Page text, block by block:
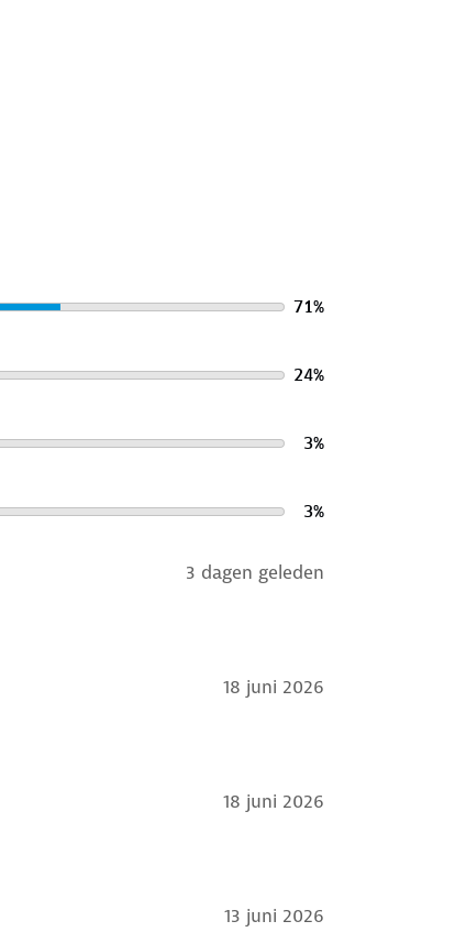
71%
24%
3%
3%
3 dagen geleden
18 juni 2026
18 juni 2026
13 juni 2026